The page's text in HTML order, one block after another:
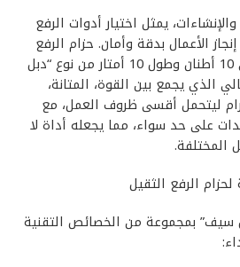
يمثل اختيار أدوات الرفع
الأعمال بدقة وأمان. حزام الرفع
الثقيل بوزن تحمل يصل إلى 10 أطنان وطول 10 أمتار من نوع “دبل
الذي يجمع بين القوة، المتانة،
ليتحمل أقسى ظروف العمل، مع
على حد سواء، مما يجعله أداة لا
الرفع الثقيل
سيف” بمجموعة من الخصائص التقنية